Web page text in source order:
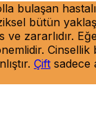
bulaşan
bütün
ve zararlıdır.
Çift sadece